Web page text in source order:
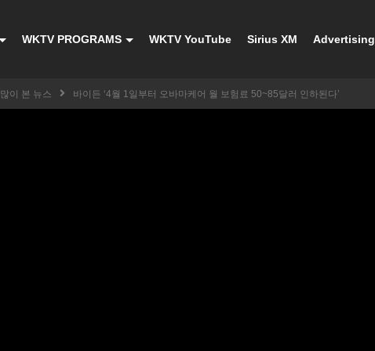
WKTV PROGRAMS WKTV YouTube Sirius XM Advertising
많이 본 뉴스 바이든 ‘4월 1일부터 오바마케어 월 보험료 50~85달러 인하된다’